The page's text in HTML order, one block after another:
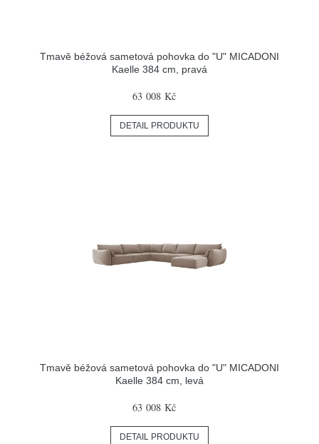
Tmavě béžová sametová pohovka do "U" MICADONI
Kaelle 384 cm, pravá
63 008 Kč
DETAIL PRODUKTU
Tmavě béžová sametová pohovka do "U" MICADONI
Kaelle 384 cm, levá
63 008 Kč
DETAIL PRODUKTU